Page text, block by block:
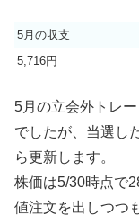
5月の収支
5,716円
5月の立会外トレ
でしたが、当選し
ら更新します。
株価は5/30時点で
値注文を出しつつ